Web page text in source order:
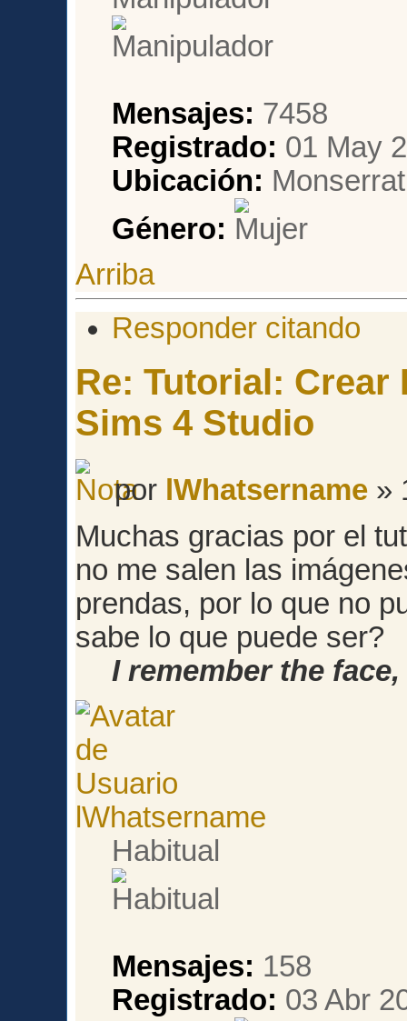
Mensajes: 7458
Registrado: 01 May
Ubicación:
Género:
Arriba
Responder citando
Re: Tutorial: Crear
Sims 4 Studio
por lWhatsername »
Muchas gracias por el
no me salen las
prendas, por lo que no
sabe lo que puede ser?
I remember the
lWhatsername
Habitual
Mensajes: 158
Registrado: 03 Abr